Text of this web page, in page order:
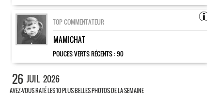
TOP COMMENTATEUR
MAMICHAT
POUCES VERTS RÉCENTS :90
26 JUIL 2026
AVEZ-VOUS RATÉ LES 10 PLUS BELLES PHOTOS DE LA SEMAINE